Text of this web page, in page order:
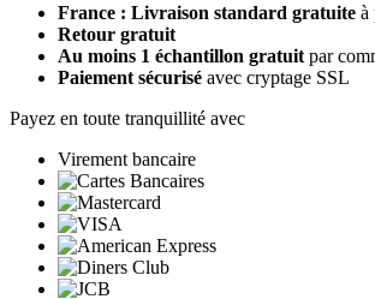
France : Livraison standard gratuite à
Retour gratuit
Au moins 1 échantillon gratuit par
Paiement sécurisé avec cryptage SSL
Payez en toute tranquillité avec
Virement bancaire